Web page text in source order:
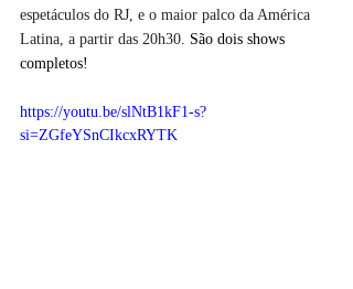
espetáculos do RJ, e o maior palco da América
Latina, a partir das 20h30. São dois shows
completos!
https://youtu.be/slNtB1kF1-s?
si=ZGfeYSnCIkcxRYTK